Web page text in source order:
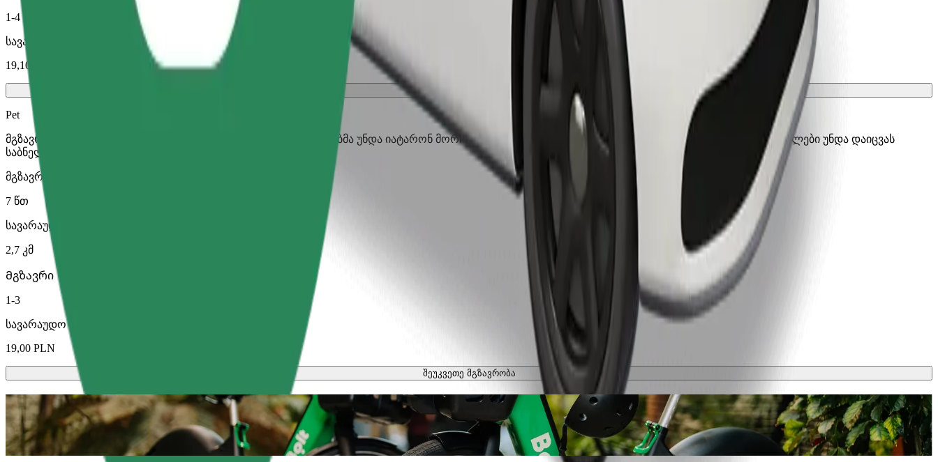
1-4
სავარაუდო ფასი
19,10 PLN
შეუკვეთე მგზავრობა
Pet
მგზავრობა შენთან და შენს შინაურ ცხოველთან ერთად. ძაღლებმა უნდა იატარონ მორჩი, პატარა ცხოველებს სჭირდებათ გადასატანი გალიის, სავარძლები უნდა დაიცვას
საბნელით ან პადით.
მგზავრობის სავარაუდო დრო
7 წთ
სავარაუდო მანძილი
2,7 კმ
Მგზავრი
1-3
სავარაუდო ფასი
19,00 PLN
შეუკვეთე მგზავრობა
სკუტერები ან ელექტრო-ველოსიპედები
გადაადგილდი ოლშტინი-ში სკუტერით ან ელექტრო-ველოსიპედით
გადმოწერე Bolt